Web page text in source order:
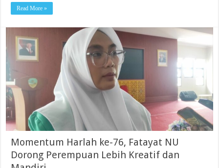
Read More »
Momentum Harlah ke-76, Fatayat NU
Dorong Perempuan Lebih Kreatif dan